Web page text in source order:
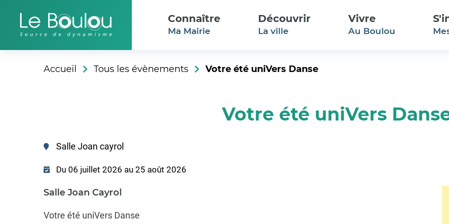
Connaître
Ma Mairie
Découvrir
La ville
Vivre
Au Boulou
Accueil Tous les évènements Votre été uniVers Danse
Votre été uniVers
Lieu
Salle Joan cayrol
Du 06 juillet 2026 au 25 août 2026
Salle Joan Cayrol
Votre été uniVers Danse